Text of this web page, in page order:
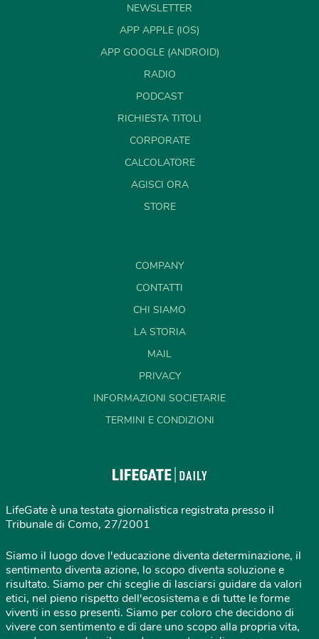
NEWSLETTER
APP APPLE (IOS)
APP GOOGLE (ANDROID)
RADIO
PODCAST
RICHIESTA TITOLI
CORPORATE
CALCOLATORE
AGISCI ORA
STORE
COMPANY
CONTATTI
CHI SIAMO
LA STORIA
MAIL
PRIVACY
INFORMAZIONI SOCIETARIE
TERMINI E CONDIZIONI
LifeGate è una testata giornalistica registrata presso il
Tribunale di Como, 27/2001
Siamo il luogo dove l'educazione diventa determinazione, il
sentimento diventa azione, lo scopo diventa soluzione e
risultato. Siamo per chi sceglie di lasciarsi guidare da valori
etici, nel pieno rispetto dell'ecosistema e di tutte le forme
viventi in esso presenti. Siamo per coloro che decidono di
vivere con sentimento e di dare uno scopo alla propria vita,